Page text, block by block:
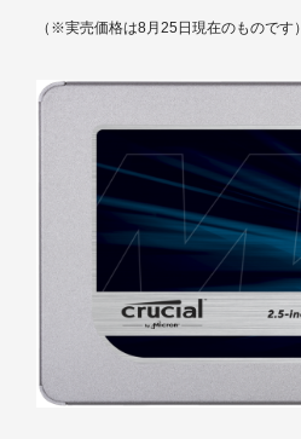
（※実売価格は8月25日現在のものです）